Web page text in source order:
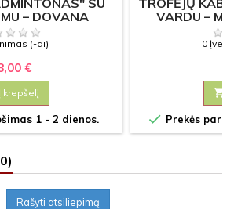
SU
– DOVANA
(-ai)
€
Į krepšelį
1 - 2 dienos.
TROFĖJŲ
VARDU –
0

 Prekės
Rašyti atsiliepimą